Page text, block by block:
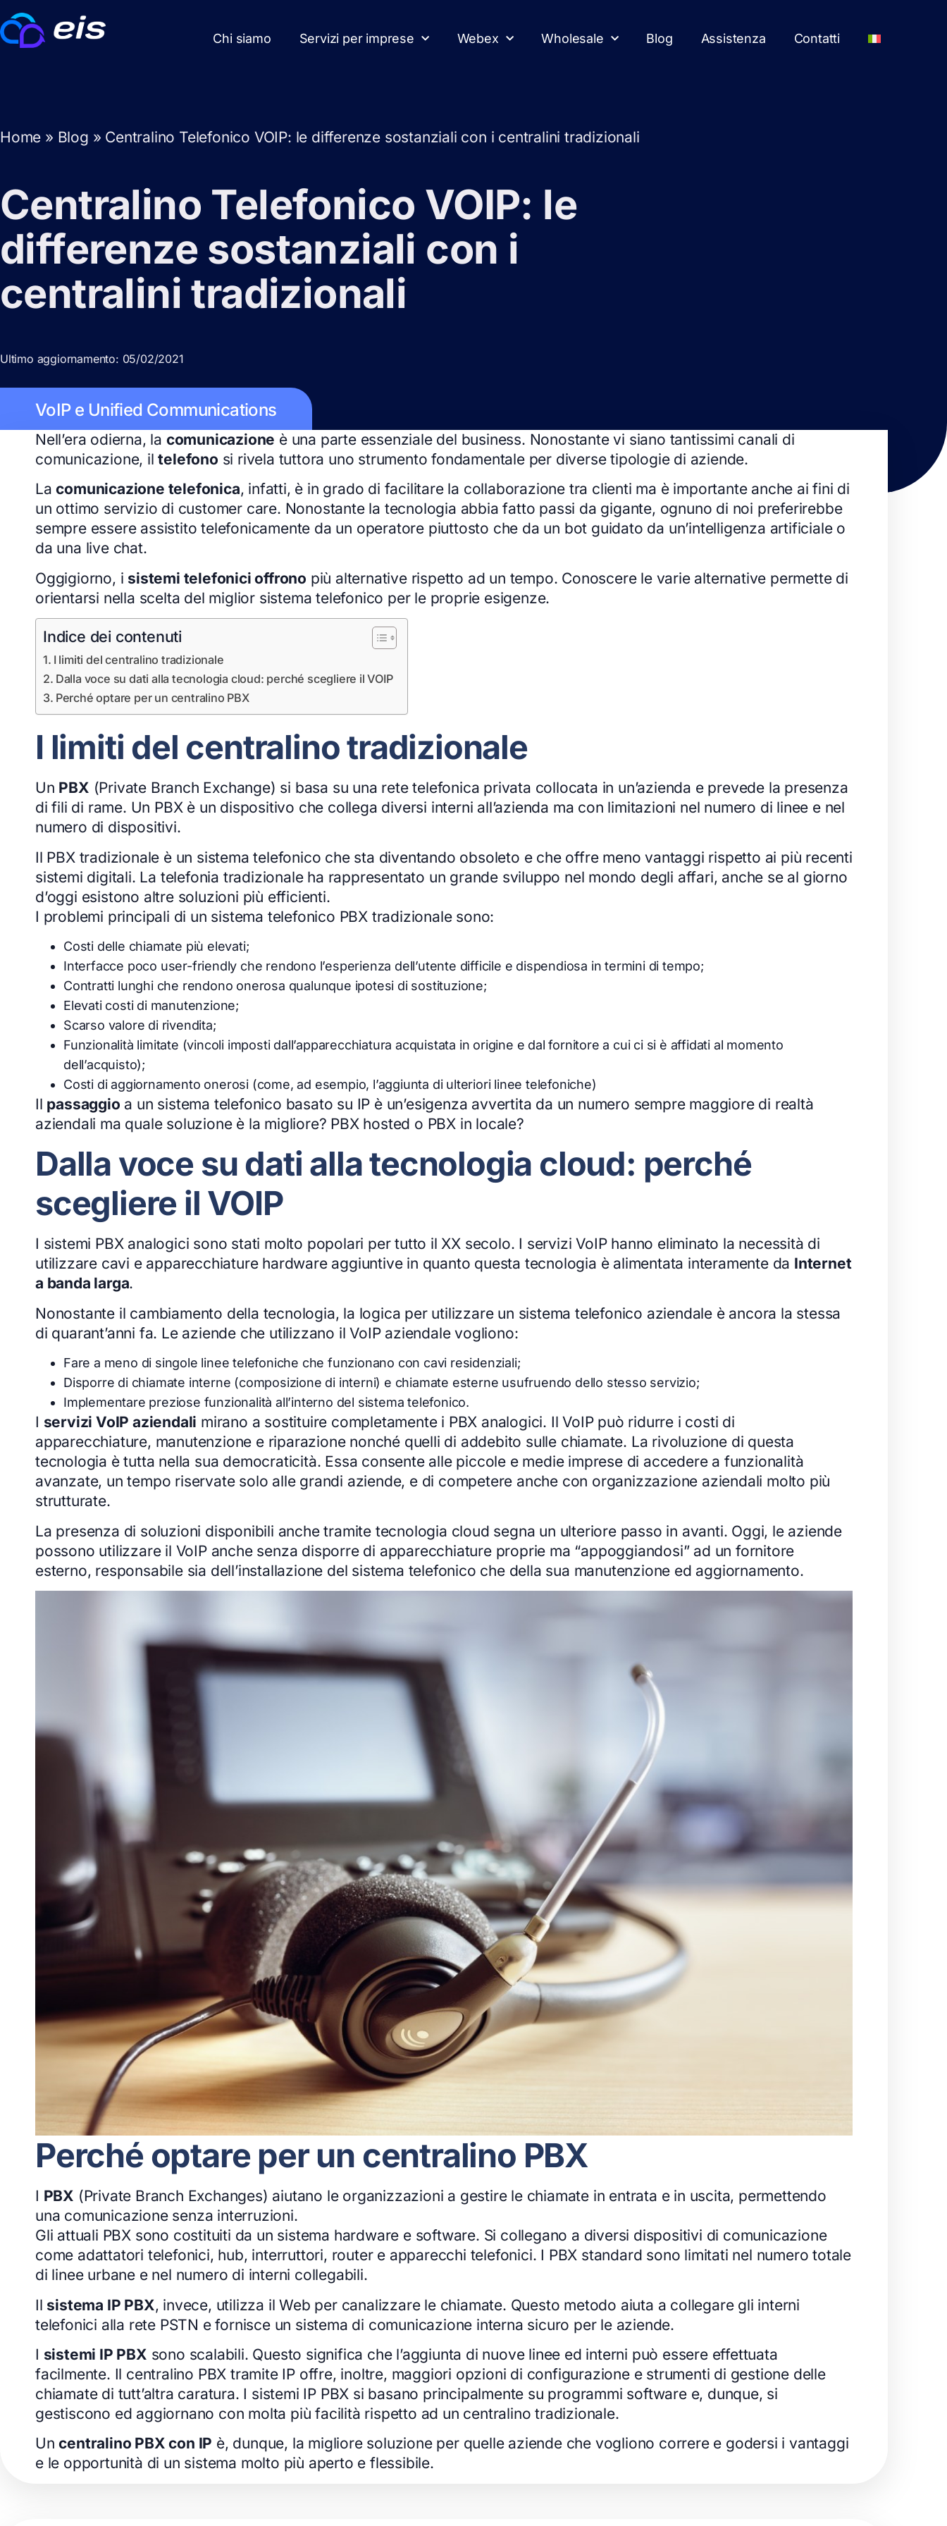
Chi siamo Servizi per imprese Webex Wholesale Blog Assistenza Contatti
Home » Blog » Centralino Telefonico VOIP: le differenze sostanziali con i centralini tradizionali
Centralino Telefonico VOIP: le
differenze sostanziali con i
centralini tradizionali
Ultimo aggiornamento: 05/02/2021
VoIP e Unified Communications
Nell’era odierna, la comunicazione è una parte essenziale del business. Nonostante vi siano tantissimi canali di
comunicazione, iltelefono si rivela tuttora uno strumento fondamentale per diverse tipologie di aziende.
Lacomunicazione telefonica, infatti, è in grado di facilitare la collaborazione tra clienti ma è importante anche ai fini di
un ottimo servizio di customer care. Nonostante la tecnologia abbia fatto passi da gigante, ognuno di noi preferirebbe
sempre essere assistito telefonicamente da un operatore piuttosto che da un bot guidato da un’intelligenza artificiale o
da una live chat.
Oggigiorno, i sistemi telefonici offrono più alternative rispetto ad un tempo. Conoscere le varie alternative permette di
orientarsi nella scelta del miglior sistema telefonico per le proprie esigenze.
Indice dei contenuti
I limiti del centralino tradizionale
Dalla voce su dati alla tecnologia cloud: perché scegliere il VOIP
Perché optare per un centralino PBX
I limiti del centralino tradizionale
Un PBX (Private Branch Exchange) si basa su una rete telefonica privata collocata in un’azienda e prevede la presenza
di fili di rame. Un PBX è un dispositivo che collega diversi interni all’azienda ma con limitazioni nel numero di linee e nel
numero di dispositivi.
Il PBX tradizionale è un sistema telefonico che sta diventando obsoleto e che offre meno vantaggi rispetto ai più recenti
sistemi digitali. La telefonia tradizionale ha rappresentato un grande sviluppo nel mondo degli affari, anche se al giorno
d’oggi esistono altre soluzioni più efficienti.
I problemi principali di un sistema telefonico PBX tradizionale sono:
Costi delle chiamate più elevati;
Interfacce poco user-friendly che rendono l’esperienza dell’utente difficile e dispendiosa in termini di tempo;
Contratti lunghi che rendono onerosa qualunque ipotesi di sostituzione;
Elevati costi di manutenzione;
Scarso valore di rivendita;
Funzionalità limitate (vincoli imposti dall’apparecchiatura acquistata in origine e dal fornitore a cui ci si è affidati al momento
dell’acquisto);
Costi di aggiornamento onerosi (come, ad esempio, l’aggiunta di ulteriori linee telefoniche)
Il passaggio a un sistema telefonico basato su IP è un’esigenza avvertita da un numero sempre maggiore di realtà
aziendali ma quale soluzione è la migliore? PBX hosted o PBX in locale?
Dalla voce su dati alla tecnologia cloud: perché
scegliere il VOIP
I sistemi PBX analogici sono stati molto popolari per tutto il XX secolo. I servizi VoIP hanno eliminato la necessità di
utilizzare cavi e apparecchiature hardware aggiuntive in quanto questa tecnologia è alimentata interamente da Internet
a banda larga.
Nonostante il cambiamento della tecnologia, la logica per utilizzare un sistema telefonico aziendale è ancora la stessa
di quarant’anni fa. Le aziende che utilizzano il VoIP aziendale vogliono:
Fare a meno di singole linee telefoniche che funzionano con cavi residenziali;
Disporre di chiamate interne (composizione di interni) e chiamate esterne usufruendo dello stesso servizio;
Implementare preziose funzionalità all’interno del sistema telefonico.
I servizi VoIP aziendali mirano a sostituire completamente i PBX analogici. Il VoIP può ridurre i costi di
apparecchiature, manutenzione e riparazione nonché quelli di addebito sulle chiamate. La rivoluzione di questa
tecnologia è tutta nella sua democraticità. Essa consente alle piccole e medie imprese di accedere a funzionalità
avanzate, un tempo riservate solo alle grandi aziende, e di competere anche con organizzazione aziendali molto più
strutturate.
La presenza di soluzioni disponibili anche tramite tecnologia cloud segna un ulteriore passo in avanti. Oggi, le aziende
possono utilizzare il VoIP anche senza disporre di apparecchiature proprie ma “appoggiandosi” ad un fornitore
esterno, responsabile sia dell’installazione del sistema telefonico che della sua manutenzione ed aggiornamento.
Perché optare per un centralino PBX
I PBX (Private Branch Exchanges) aiutano le organizzazioni a gestire le chiamate in entrata e in uscita, permettendo
una comunicazione senza interruzioni.
Gli attuali PBX sono costituiti da un sistema hardware e software. Si collegano a diversi dispositivi di comunicazione
come adattatori telefonici, hub, interruttori, router e apparecchi telefonici. I PBX standard sono limitati nel numero totale
di linee urbane e nel numero di interni collegabili.
Il sistema IP PBX, invece, utilizza il Web per canalizzare le chiamate. Questo metodo aiuta a collegare gli interni
telefonici alla rete PSTN e fornisce un sistema di comunicazione interna sicuro per le aziende.
I sistemi IP PBX sono scalabili. Questo significa che l’aggiunta di nuove linee ed interni può essere effettuata
facilmente. Il centralino PBX tramite IP offre, inoltre, maggiori opzioni di configurazione e strumenti di gestione delle
chiamate di tutt’altra caratura. I sistemi IP PBX si basano principalmente su programmi software e, dunque, si
gestiscono ed aggiornano con molta più facilità rispetto ad un centralino tradizionale.
Uncentralino PBX con IP è, dunque, la migliore soluzione per quelle aziende che vogliono correre e godersi i vantaggi
e le opportunità di un sistema molto più aperto e flessibile.